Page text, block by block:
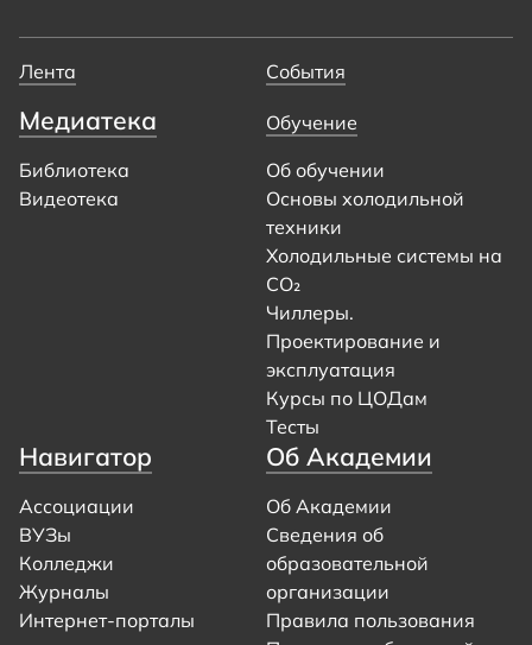
Лента События
Медиатека
Библиотека
Видеотека
Обучение
Об обучении
Основы холодильной
техники
Холодильные системы на
CO₂
Чиллеры.
Проектирование и
эксплуатация
Курсы по ЦОДам
Тесты
Навигатор
Ассоциации
ВУЗы
Колледжи
Журналы
Интернет-порталы
Об Академии
Об Академии
Сведения об
образовательной
организации
Правила пользования